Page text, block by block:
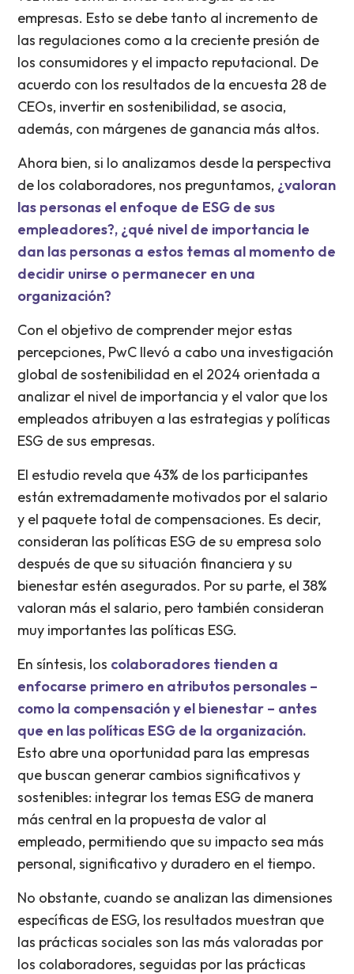
empresas. Esto se debe tanto al incremento de
las regulaciones como a la creciente presión de
los consumidores y el impacto reputacional. De
acuerdo con los resultados de la encuesta 28 de
CEOs, invertir en sostenibilidad, se asocia,
además, con márgenes de ganancia más altos.
Ahora bien, si lo analizamos desde la perspectiva
de los colaboradores, nos preguntamos, ¿valoran
las personas el enfoque de ESG de sus
empleadores?, ¿qué nivel de importancia le
dan las personas a estos temas al momento de
decidir unirse o permanecer en una
organización?
Con el objetivo de comprender mejor estas
percepciones, PwC llevó a cabo una investigación
global de sostenibilidad en el 2024 orientada a
analizar el nivel de importancia y el valor que los
empleados atribuyen a las estrategias y políticas
ESG de sus empresas.
El estudio revela que 43% de los participantes
están extremadamente motivados por el salario
y el paquete total de compensaciones. Es decir,
consideran las políticas ESG de su empresa solo
después de que su situación financiera y su
bienestar estén asegurados. Por su parte, el 38%
valoran más el salario, pero también consideran
muy importantes las políticas ESG.
En síntesis, los colaboradores tienden a
enfocarse primero en atributos personales –
como la compensación y el bienestar – antes
que en las políticas ESG de la organización.
Esto abre una oportunidad para las empresas
que buscan generar cambios significativos y
sostenibles: integrar los temas ESG de manera
más central en la propuesta de valor al
empleado, permitiendo que su impacto sea más
personal, significativo y duradero en el tiempo.
No obstante, cuando se analizan las dimensiones
específicas de ESG, los resultados muestran que
las prácticas sociales son las más valoradas por
los colaboradores, seguidas por las prácticas